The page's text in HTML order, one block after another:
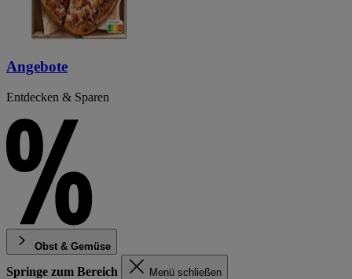
Angebote
Entdecken & Sparen
Obst & Gemüse
Springe zum Bereich Menü schließen